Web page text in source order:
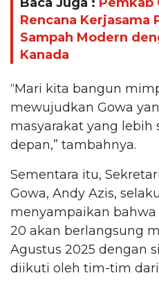
Rencana Kerjasama
Sampah Modern
Kanada
“Mari kita bangun
mewujudkan Gowa
masyarakat yang lebih
depan,” tambahnya.
Sementara itu,
Gowa, Andy Azis,
menyampaikan bahwa
20 akan berlangsung
Agustus 2025 dengan
diikuti oleh tim-tim dari